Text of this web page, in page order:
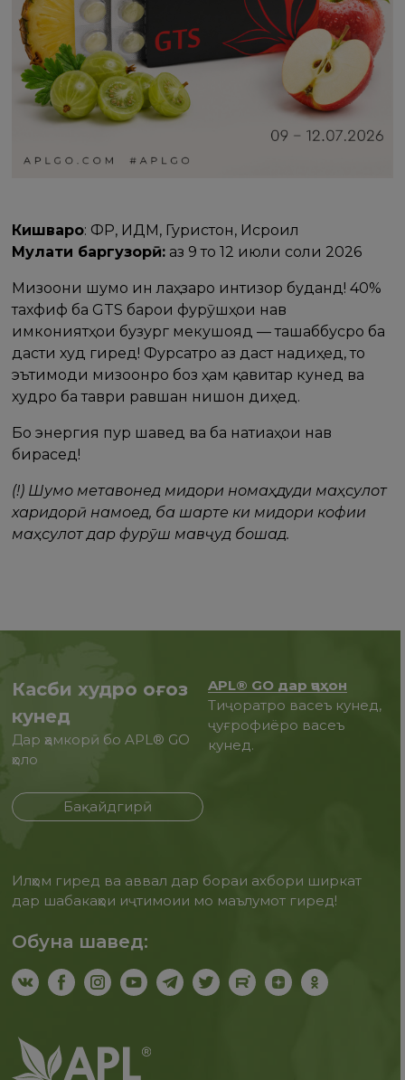
Кишварҳо: ФР, ИДМ, Гурҷистон, Исроил
Муҳлати баргузорӣ: аз 9 то 12 июли соли 2026
Мизоҷони шумо ин лаҳзаро интизор буданд! 40%
тахфиф ба GTS барои фурӯшҳои нав
имкониятҳои бузург мекушояд — ташаббусро ба
дасти худ гиред! Фурсатро аз даст надиҳед, то
эътимоди мизоҷонро боз ҳам қавитар кунед ва
худро ба таври равшан нишон диҳед.
Бо энергия пур шавед ва ба натиҷаҳои нав
бирасед!
(!) Шумо метавонед миқдори номаҳдуди маҳсулот
харидорӣ намоед, ба шарте ки миқдори кофии
маҳсулот дар фурӯш мавҷуд бошад.
Касби худро оғоз
кунед
Дар ҳамкорӣ бо APL® GO
ҳоло
Бақайдгирӣ
APL® GO дар ҷаҳон
Тиҷоратро васеъ кунед,
ҷуғрофиёро васеъ
кунед.
Илҳом гиред ва аввал дар бораи ахбори ширкат
дар шабакаҳои иҷтимоии мо маълумот гиред!
Обуна шавед: